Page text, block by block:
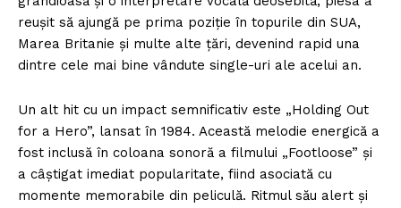
reușit să ajungă pe prima poziție în topurile din SUA,
Marea Britanie și multe alte țări, devenind rapid una
dintre cele mai bine vândute single-uri ale acelui an.
Un alt hit cu un impact semnificativ este „Holding Out
for a Hero”, lansat în 1984. Această melodie energică a
fost inclusă în coloana sonoră a filmului „Footloose” și
a câștigat imediat popularitate, fiind asociată cu
momente memorabile din peliculă. Ritmul său alert și